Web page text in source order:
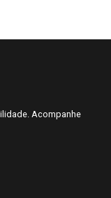
Acompanhe